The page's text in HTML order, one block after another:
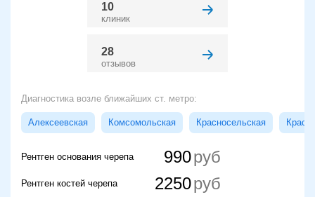
10
клиник
28
отзывов
Диагностика возле ближайших ст. метро:
Алексеевская Комсомольская Красносельская
Рентген основания черепа 990
Рентген костей черепа 2250